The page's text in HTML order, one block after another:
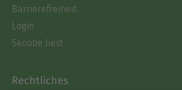
Barrierefreiheit
Login
Skoobe liest
Rechtliches